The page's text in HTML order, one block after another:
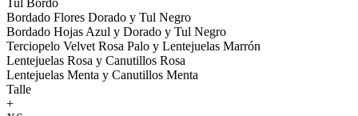
Tul Bordo
Bordado Flores Dorado y Tul Negro
Bordado Hojas Azul y Dorado y Tul Negro
Terciopelo Velvet Rosa Palo y Lentejuelas Marrón
Lentejuelas Rosa y Canutillos Rosa
Lentejuelas Menta y Canutillos Menta
Talle
+